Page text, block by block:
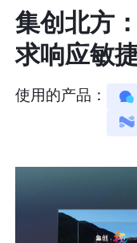
集创北方
求响应敏
使用的产品：